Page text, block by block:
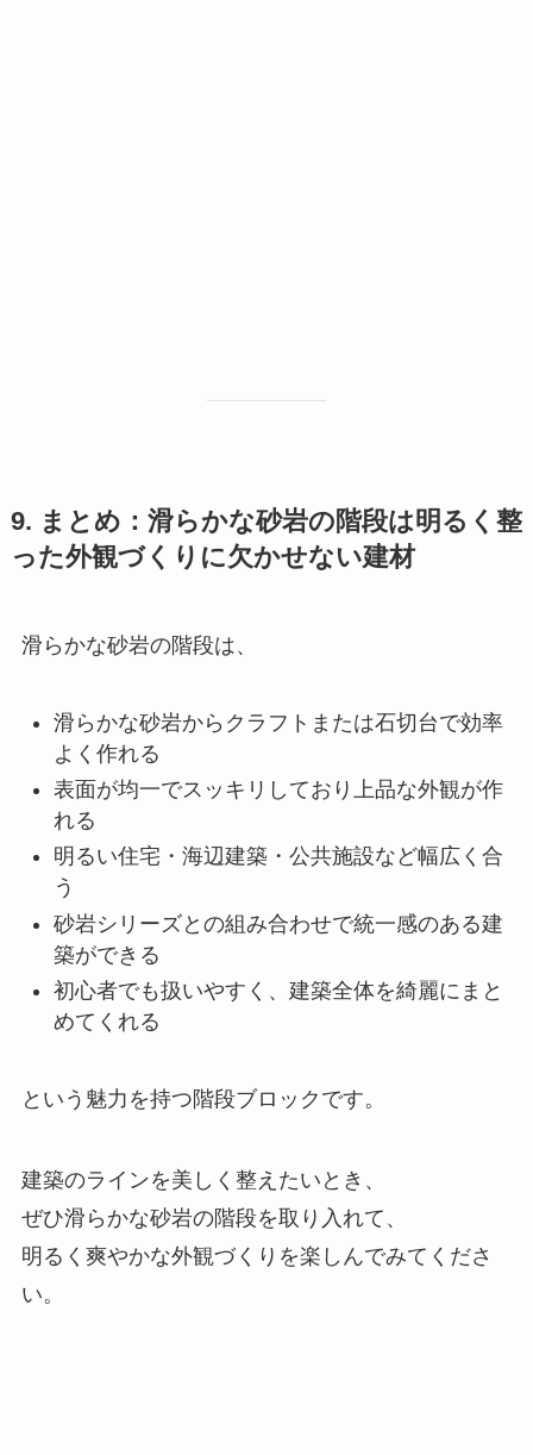
9. まとめ：滑らかな砂岩の階段は明るく整
った外観づくりに欠かせない建材
滑らかな砂岩の階段は、
滑らかな砂岩からクラフトまたは石切台で効率
よく作れる
表面が均一でスッキリしており上品な外観が作
れる
明るい住宅・海辺建築・公共施設など幅広く合
う
砂岩シリーズとの組み合わせで統一感のある建
築ができる
初心者でも扱いやすく、建築全体を綺麗にまと
めてくれる
という魅力を持つ階段ブロックです。
建築のラインを美しく整えたいとき、
ぜひ滑らかな砂岩の階段を取り入れて、
明るく爽やかな外観づくりを楽しんでみてくださ
い。